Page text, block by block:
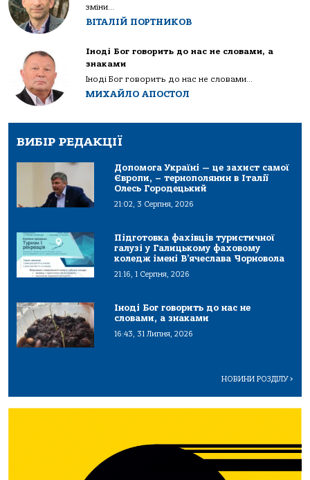
зміни...
ВІТАЛІЙ ПОРТНИКОВ
Іноді Бог говорить до нас не словами, а
знаками
Іноді Бог говорить до нас не словами...
МИХАЙЛО АПОСТОЛ
ВИБІР РЕДАКЦІЇ
Допомога Україні — це захист самої
Європи, – тернополянин в Італії
Олесь Городецький
21:02, 3 Серпня, 2026
Підготовка фахівців туристичної
галузі у Галицькому фаховому
коледж імені В’ячеслава Чорновола
21:16, 1 Серпня, 2026
Іноді Бог говорить до нас не
словами, а знаками
16:43, 31 Липня, 2026
НОВИНИ РОЗДІЛУ>